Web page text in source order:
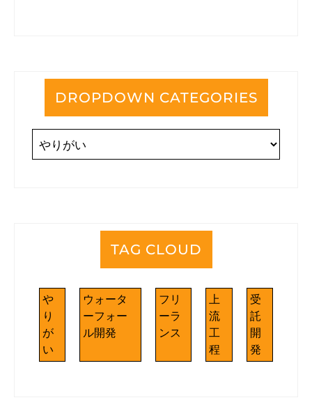
DROPDOWN CATEGORIES
TAG CLOUD
や
り
が
い
ウォータ
ーフォー
ル開発
フリ
ーラ
ンス
上
流
工
程
受
託
開
発